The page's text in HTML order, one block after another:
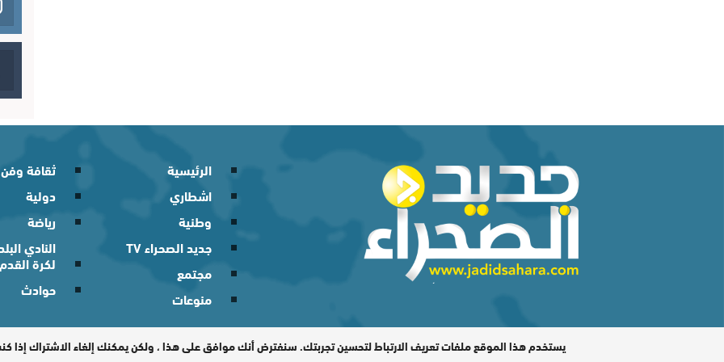
الرئيسية
اشطاري
وطنية
جديد الصحراء TV
مجتمع
منوعات
ثقافة وفن
دولية
رياضة
النادي
لكرة القدم
حوادث
المدير المسؤول : اشكيريد مصطفى / جميع الحقوق محفوظة © 2026
يستخدم هذا الموقع ملفات تعريف الارتباط لتحسين تجربتك. سنفترض أنك موافق على هذا ، ولكن يمكنك إلغاء الاشتراك